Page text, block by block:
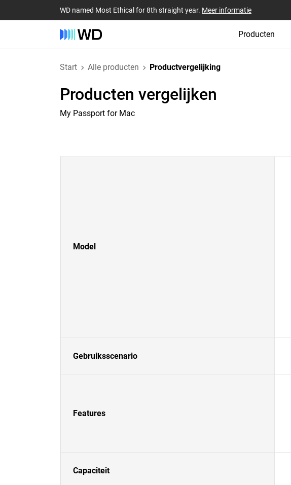
WD named Most Ethical for 8th straight year. Meer informatie
Producten
Start Alle producten Productvergelijking
Producten vergelijken
My Passport for Mac
Model
Gebruiksscenario
Features
Capaciteit